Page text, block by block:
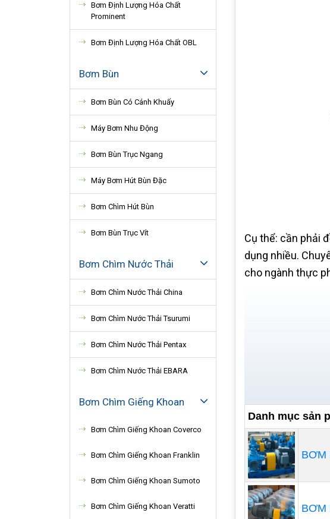
Bơm Định Lượng Hóa Chất
Prominent
Bơm Định Lượng Hóa Chất OBL
Bơm Bùn
Bơm Bùn Có Cánh Khuấy
Máy Bơm Nhu Động
Bơm Bùn Trục Ngang
Máy Bơm Hút Bùn Đặc
Bơm Chìm Hút Bùn
Bơm Bùn Trục Vít
Bơm Chìm Nước Thải
Bơm Chìm Nước Thải China
Bơm Chìm Nước Thải Tsurumi
Bơm Chìm Nước Thải Pentax
Bơm Chìm Nước Thải EBARA
Bơm Chìm Giếng Khoan
Bơm Chìm Giếng Khoan Coverco
Bơm Chìm Giếng Khoan Franklin
Bơm Chìm Giếng Khoan Sumoto
Bơm Chìm Giếng Khoan Veratti
Cụ thể: cần phải
dụng nhiều.
cho ngành thực
Danh mục sản
BƠM
BƠM